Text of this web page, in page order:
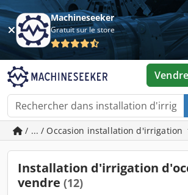
Machineseeker
Gratuit sur le store
Vendre
/ ... / Occasion installation d'irrigation
Installation d'irrigation
vendre (12)